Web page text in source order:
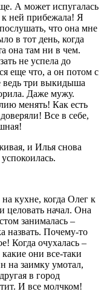
А может испугалась
к ней прибежала! Я
что она мне
в тот день, когда
она там ни в чем.
не успела до
еще что, а он потом с
ведь три выкидыша
Даже мужу.
менять! Как есть
Все в себе,
и Илья снова
кухне, когда Олег к
целовать начал. Она
занималась –
назвать. Почему-то
Когда очухалась –
они все-таки
на заимку умотал,
в город
И все молчком!